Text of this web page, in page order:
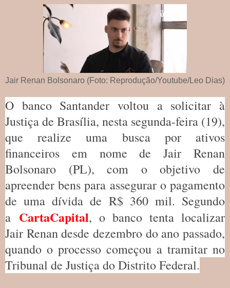
Jair Renan Bolsonaro (Foto: Reprodução/Youtube/Leo Dias)
O banco Santander voltou a solicitar à
Justiça de Brasília, nesta segunda-feira (19),
que realize uma busca por ativos
financeiros em nome de Jair Renan
Bolsonaro (PL), com o objetivo de
apreender bens para assegurar o pagamento
de uma dívida de R$ 360 mil. Segundo
a CartaCapital, o banco tenta localizar
Jair Renan desde dezembro do ano passado,
quando o processo começou a tramitar no
Tribunal de Justiça do Distrito Federal.